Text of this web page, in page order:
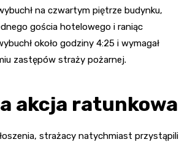
na czwartym piętrze budynku,
gościa hotelowego i raniąc
około godziny 4:25 i wymagał
zastępów straży pożarnej.
akcja ratunkowa
strażacy natychmiast przystąpili